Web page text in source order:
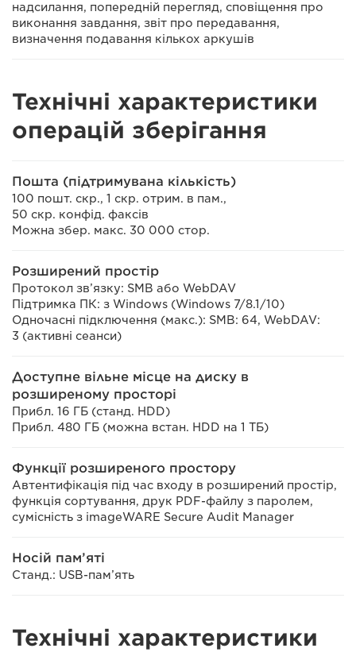
надсилання, попередній перегляд, сповіщення про
виконання завдання, звіт про передавання,
визначення подавання кількох аркушів
Технічні характеристики
операцій зберігання
Пошта (підтримувана кількість)
100 пошт. скр., 1 скр. отрим. в пам.,
50 скр. конфід. факсів
Можна збер. макс. 30 000 стор.
Розширений простір
Протокол зв’язку: SMB або WebDAV
Підтримка ПК: з Windows (Windows 7/8.1/10)
Одночасні підключення (макс.): SMB: 64, WebDAV:
3 (активні сеанси)
Доступне вільне місце на диску в
розширеному просторі
Прибл. 16 ГБ (станд. HDD)
Прибл. 480 ГБ (можна встан. HDD на 1 ТБ)
Функції розширеного простору
Автентифікація під час входу в розширений простір,
функція сортування, друк PDF-файлу з паролем,
сумісність з imageWARE Secure Audit Manager
Носій пам’яті
Станд.: USB-пам’ять
Технічні характеристики